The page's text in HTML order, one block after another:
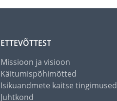
ETTEVÕTTEST
Missioon ja visioon
Käitumispõhimõtted
Isikuandmete kaitse tingimused
Juhtkond